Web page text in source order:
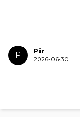
P
Pär
2026-06-30